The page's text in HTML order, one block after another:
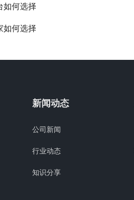
如何选择
如何选择
新闻动态
公司新闻
行业动态
知识分享